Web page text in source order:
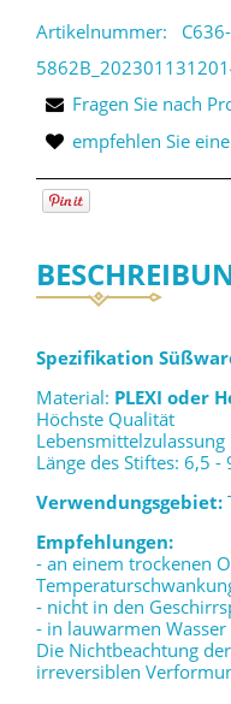
Artikelnummer:
C636-
Fragen Sie nach
empfehlen Sie
Spezifikation
Material: PLEXI oder
Höchste Qualität
Lebensmittelzulassung
Länge des Stiftes: 6,5 -
Verwendungsgebiet:
Empfehlungen:
- an einem trockenen
- nicht in den
- in lauwarmen
Die Nichtbeachtung
irreversiblen